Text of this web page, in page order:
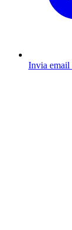
Invia email